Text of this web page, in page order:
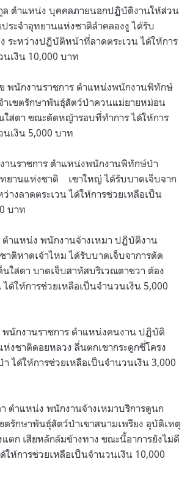
ล ตำแหน่ง บุคคลภายนอกปฏิบัติงานให้ส่วน
ระจำอุทยานแห่งชาติลำคลองงู ได้รับ
ระหว่างปฏิบัติหน้าที่ลาดตระเวน ได้ให้การ
เงิน 10,000 บาท
พนักงานราชการ ตำแหน่งพนักงานพิทักษ์
เขตรักษาพันธุ์สัตว์ป่าควนแม่ยายหม่อน
ใส่ตา ขณะตัดหญ้ารอบที่ทำการ ได้ให้การ
เงิน 5,000 บาท
านราชการ ตำแหน่งพนักงานพิทักษ์ป่า
ยานแห่งชาติ
เขาใหญ่ ได้รับบาดเจ็บจาก
างลาดตระเวน ได้ให้การช่วยเหลือเป็น
บาท
ตำแหน่ง พนักงานจ้างเหมา ปฏิบัติงาน
าติหาดเจ้าไหม ได้รับบาดเจ็บจาการตัด
ใส่ตา บาดเจ็บสาหัสบริเวณตาขวา ต้อง
ได้ให้การช่วยเหลือเป็นจำนวนเงิน 5,000
พนักงานราชการ ตำแหน่งคนงาน ปฏิบัติ
งชาติดอยหลวง ลื่นตกเขากระดูกซี่โครง
ได้ให้การช่วยเหลือเป็นจำนวนเงิน 3,000
ตำแหน่ง พนักงานจ้างเหมาบริการดูนก
ตรักษาพันธุ์สัตว์ป่าเขาสนามเพรียง อุบัติเหตุ
ตก เสียหลักล้มข้างทาง ขณะนี้อาการยังไม่ดี
ให้การช่วยเหลือเป็นจำนวนเงิน 10,000